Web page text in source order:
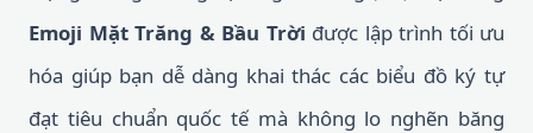
Emoji Mặt Trăng & Bầu Trời được lập trình tối ưu
hóa giúp bạn dễ dàng khai thác các biểu đồ ký tự
đạt tiêu chuẩn quốc tế mà không lo nghẽn băng